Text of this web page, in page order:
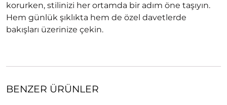
korurken, stilinizi her ortamda bir adım öne taşıyın.
Hem günlük şıklıkta hem de özel davetlerde
bakışları üzerinize çekin.
BENZER ÜRÜNLER